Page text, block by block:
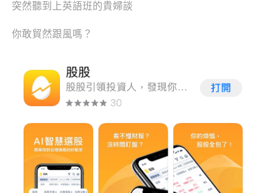
突然聽到上英語班的貴婦談
你敢貿然跟風嗎？